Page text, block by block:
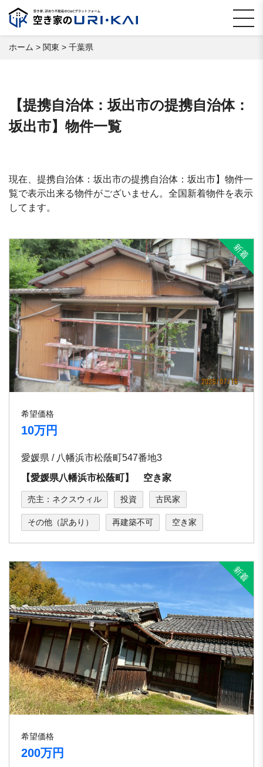
ホーム > 関東 > 千葉県
【提携自治体：坂出市の提携自治体：
坂出市】物件一覧
現在、提携自治体：坂出市の提携自治体：坂出市】物件一
覧で表示出来る物件がございません。全国新着物件を表示
してます。
希望価格
10万円
愛媛県 / 八幡浜市松蔭町547番地3
【愛媛県八幡浜市松蔭町】 空き家
売主：ネクスウィル 投資 古民家
その他（訳あり） 再建築不可 空き家
希望価格
200万円